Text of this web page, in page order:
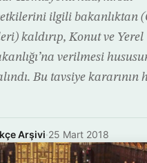
ilgili bakanlıktan
kaldırıp, Konut ve Yerel
verilmesi
Bu tavsiye kararının
Arşivi·25 Mart 2018